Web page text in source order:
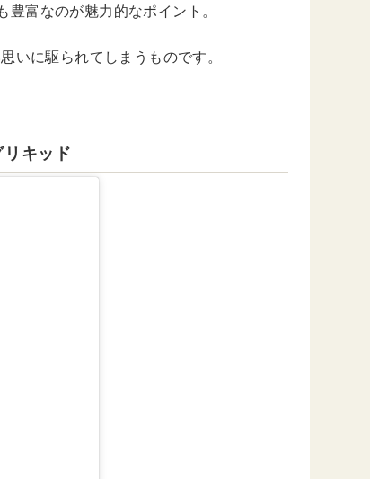
富なのが魅力的なポイント。
に駆られてしまうものです。
キッド